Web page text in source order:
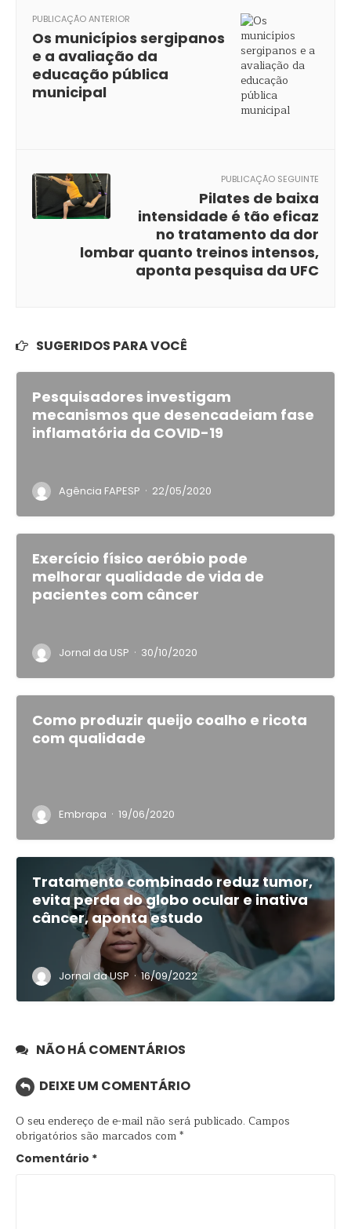
PUBLICAÇÃO ANTERIOR
Os municípios sergipanos
e a avaliação da
educação pública
municipal
PUBLICAÇÃO SEGUINTE
Pilates de baixa
intensidade é tão eficaz
no tratamento da dor
lombar quanto treinos intensos,
aponta pesquisa da UFC
SUGERIDOS PARA VOCÊ
Pesquisadores investigam
mecanismos que desencadeiam fase
inflamatória da COVID-19
Agência FAPESP · 22/05/2020
Exercício físico aeróbio pode
melhorar qualidade de vida de
pacientes com câncer
Jornal da USP · 30/10/2020
Como produzir queijo coalho e ricota
com qualidade
Embrapa · 19/06/2020
Tratamento combinado reduz tumor,
evita perda do globo ocular e inativa
câncer, aponta estudo
Jornal da USP · 16/09/2022
NÃO HÁ COMENTÁRIOS
DEIXE UM COMENTÁRIO
O seu endereço de e-mail não será publicado. Campos
obrigatórios são marcados com*
Comentário *